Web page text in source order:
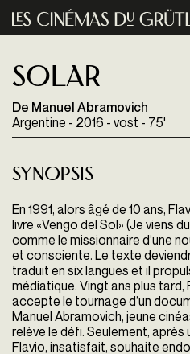
Aller au contenu principal
Solar
De Manuel Abramovich
Argentine - 2016 - vost - 75'
Synopsis
En 1991, alors âgé de 10 ans,
livre «Vengo del Sol» (Je viens
comme le missionnaire d’une
et consciente. Le texte
traduit en six langues et il
médiatique. Vingt ans plus tard,
accepte le tournage d’un
Manuel Abramovich, jeune
relève le défi. Seulement, après
Flavio, insatisfait, souhaite